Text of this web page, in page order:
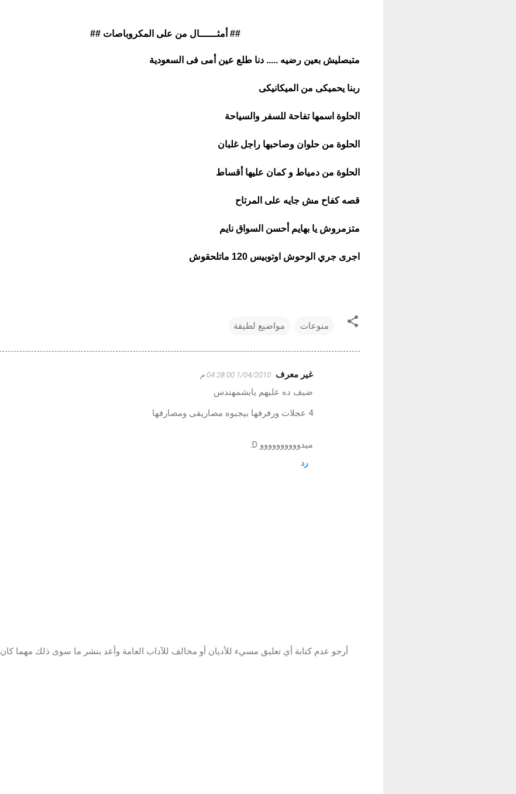
## أمثــــــال من على المكروباصات ##
متبصليش بعين رضيه ..... دنا طلع عين أمى فى السعودية
ربنا يحميكى من الميكانيكى
الحلوة اسمها تفاحة للسفر والسياحة
الحلوة من حلوان وصاحبها راجل غلبان
الحلوة من دمياط و كمان عليها أقساط
قصه كفاح مش جايه على المرتاح
متزمروش يا بهايم أحسن السواق نايم
اجرى جري الوحوش اوتوبيس 120 ماتلحقوش
منوعات مواضيع لطيفة
غير معرف 1/04/2010 04:28:00 م
ضيف ده عليهم يابشمهندس
4 عجلات ورفرفها بيجبوه مصاريفى ومصارفها
ميدوووووووووو D:
رد
أرجو عدم كتابة أي تعليق مسيء للأديان أو مخالف للآداب العامة وأعد بنشر ما سوى ذلك مهما كان